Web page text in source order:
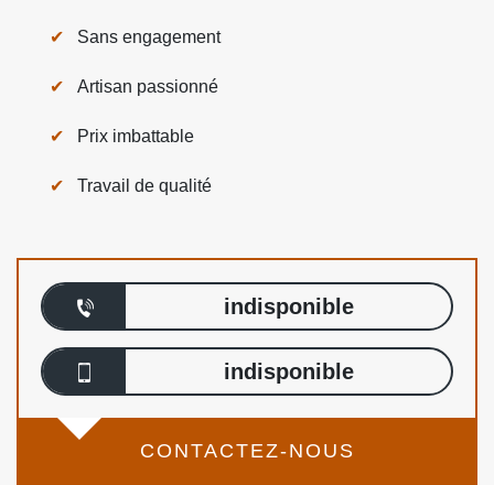
Sans engagement
Artisan passionné
Prix imbattable
Travail de qualité
indisponible
indisponible
CONTACTEZ-NOUS